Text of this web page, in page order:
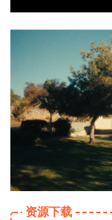
资源下载